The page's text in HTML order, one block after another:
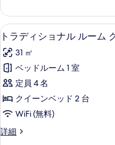
る
て
の
写
真
を
表
示
す
る
細
ン
グ
ベ
ッ
ド
1
台
の
す
ム
ル
ー
キ
ン
グ
ベ
ッ
ド
台
ト
ラ
デ
ィ
シ
ョ
ル
4
トラディショナル ルーム
31 ㎡
ベッドルーム 1 室
定員 4 名
クイーンベッド 2 台
WiFi (無料)
詳細
ト